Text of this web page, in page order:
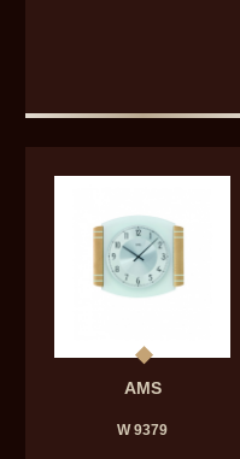
AMS
W 9379